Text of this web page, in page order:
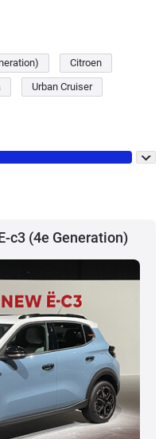
Citroen
Urban Cruiser
c3 (4e Generation)